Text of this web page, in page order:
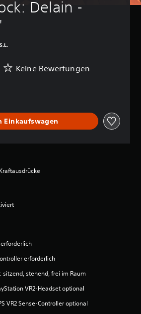
Delain -
Keine Bewertungen
Einkaufswagen
erforderlich
sitzend, stehend, frei im Raum
VR2-Headset optional
VR2 Sense-Controller optional